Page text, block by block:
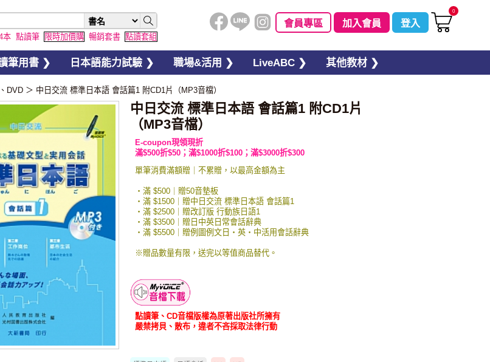
本 點讀筆 限時加價購 暢銷套書 點讀套組
會員專區 加入會員 登入
0
筆用書 ❯ 日本語能力試驗 ❯ 職場&活用 ❯ LiveABC ❯ 其他教材 ❯
DVD ＞ 中日交流 標準日本語 會話篇1 附CD1片（MP3音檔）
中日交流 標準日本語 會話篇1 附CD1片
（MP3音檔）
E-coupon現領現折
滿$500折$50；滿$1000折$100；滿$3000折$300
單筆消費滿額贈｜不累贈，以最高金額為主
・滿 $500｜贈50音墊板
・滿 $1500｜贈中日交流 標準日本語 會話篇1
・滿 $2500｜贈改訂版 行動族日語1
・滿 $3500｜贈日中英日常會話辭典
・滿 $5500｜贈例圖例文日・英・中活用會話辭典
※贈品數量有限，送完以等值商品替代。
點讀筆、CD音檔版權為原著出版社所擁有
嚴禁拷貝、散布，違者不吝採取法律行動